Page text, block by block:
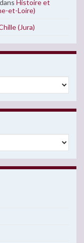
dans Histoire et
et-Loire)
(Jura)